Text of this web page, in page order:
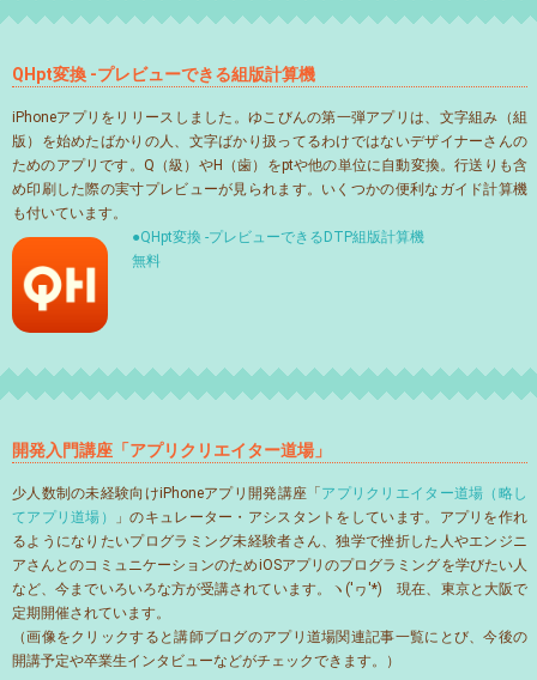
QHpt変換 -プレビューできる組版計算機
iPhoneアプリをリリースしました。ゆこびんの第一弾アプリは、文字組み（組
版）を始めたばかりの人、文字ばかり扱ってるわけではないデザイナーさんの
ためのアプリです。Q（級）やH（歯）をptや他の単位に自動変換。行送りも含
め印刷した際の実寸プレビューが見られます。いくつかの便利なガイド計算機
も付いています。
●QHpt変換 -プレビューできるDTP組版計算機
無料
開発入門講座「アプリクリエイター道場」
少人数制の未経験向けiPhoneアプリ開発講座「アプリクリエイター道場（略し
てアプリ道場）
」のキュレーター・アシスタントをしています。アプリを作れ
るようになりたいプログラミング未経験者さん、独学で挫折した人やエンジニ
アさんとのコミュニケーションのためiOSアプリのプログラミングを学びたい人
など、今までいろいろな方が受講されています。ヽ('ヮ'*)ゝ現在、東京と大阪で
定期開催されています。
（画像をクリックすると講師ブログのアプリ道場関連記事一覧にとび、今後の
開講予定や卒業生インタビューなどがチェックできます。）